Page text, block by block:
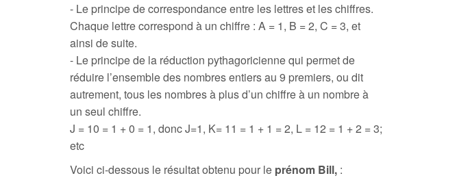
- Le principe de correspondance entre les lettres et les chiffres.
Chaque lettre correspond à un chiffre : A = 1, B = 2, C = 3, et
ainsi de suite.
- Le principe de la réduction pythagoricienne qui permet de
réduire l’ensemble des nombres entiers au 9 premiers, ou dit
autrement, tous les nombres à plus d’un chiffre à un nombre à
un seul chiffre.
J = 10 = 1 + 0 = 1, donc J=1, K= 11 = 1 + 1 = 2, L = 12 = 1 + 2 = 3;
etc
Voici ci-dessous le résultat obtenu pour le prénom Bill, :